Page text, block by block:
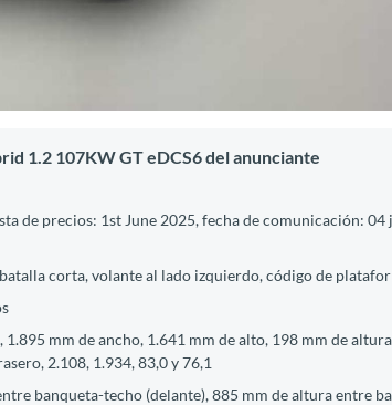
1.2 107KW GT eDCS6 del anunciante
de precios: 1st June 2025, fecha de comunicación:
corta, volante al lado izquierdo, código de
mm de ancho, 1.641 mm de alto, 198 mm de
2.108, 1.934, 83,0 y 76,1
banqueta-techo (delante), 885 mm de altura entre